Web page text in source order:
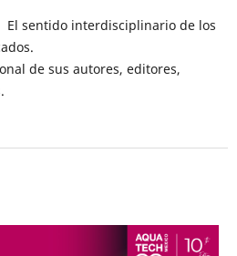
El sentido interdisciplinario de los
de sus autores, editores,